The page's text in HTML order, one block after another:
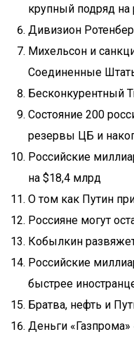
крупный подряд на
Дивизион
Михельсон и
Соединенные
Бесконкурентный
Состояние 200
резервы ЦБ и
Российские
на $18,4 млрд
О том как Путин
Россияне могут
Кобылкин
Российские
быстрее
Братва, нефть и
Деньги «Газпрома»